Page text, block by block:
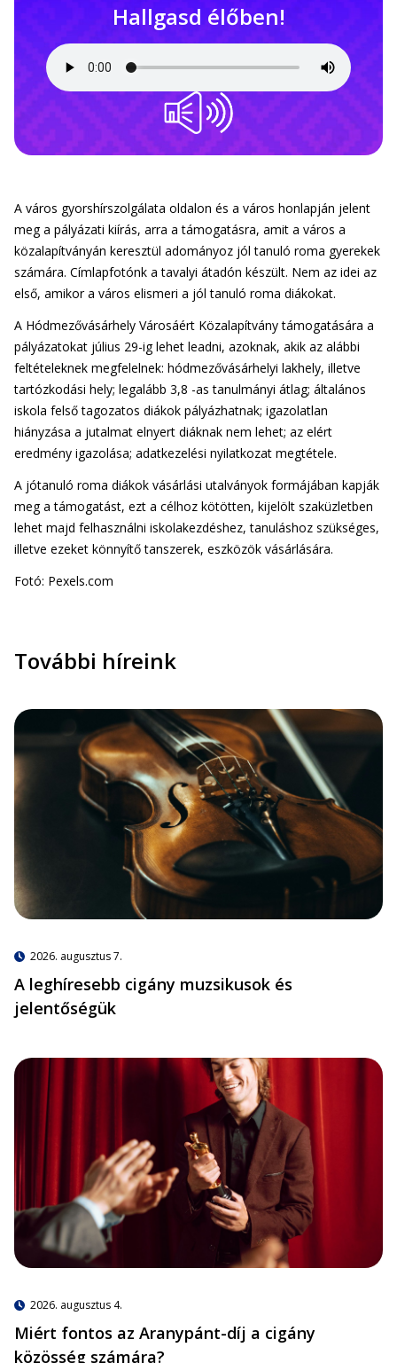
Hallgasd élőben!
A város gyorshírszolgálata oldalon és a város honlapján jelent
meg a pályázati kiírás, arra a támogatásra, amit a város a
közalapítványán keresztül adományoz jól tanuló roma gyerekek
számára. Címlapfotónk a tavalyi átadón készült. Nem az idei az
első, amikor a város elismeri a jól tanuló roma diákokat.
A Hódmezővásárhely Városáért Közalapítvány támogatására a
pályázatokat július 29-ig lehet leadni, azoknak, akik az alábbi
feltételeknek megfelelnek: hódmezővásárhelyi lakhely, illetve
tartózkodási hely; legalább 3,8 -as tanulmányi átlag; általános
iskola felső tagozatos diákok pályázhatnak; igazolatlan
hiányzása a jutalmat elnyert diáknak nem lehet; az elért
eredmény igazolása; adatkezelési nyilatkozat megtétele.
A jótanuló roma diákok vásárlási utalványok formájában kapják
meg a támogatást, ezt a célhoz kötötten, kijelölt szaküzletben
lehet majd felhasználni iskolakezdéshez, tanuláshoz szükséges,
illetve ezeket könnyítő tanszerek, eszközök vásárlására.
Fotó: Pexels.com
További híreink
2026. augusztus 7.
A leghíresebb cigány muzsikusok és
jelentőségük
2026. augusztus 4.
Miért fontos az Aranypánt-díj a cigány
közösség számára?